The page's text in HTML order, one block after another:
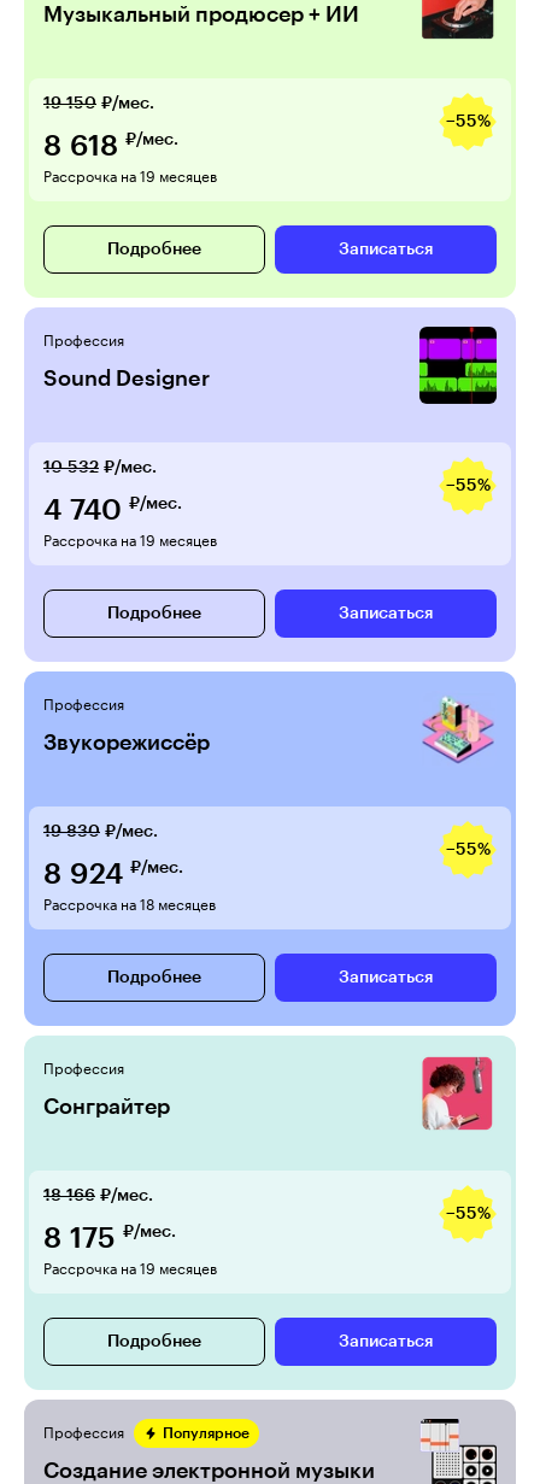
Музыкальный продюсер + ИИ
19 150 ₽/мес.
−55%
8 618 ₽/мес.
Рассрочка на 19 месяцев
Подробнее Записаться
Профессия
Sound Designer
10 532 ₽/мес.
−55%
4 740 ₽/мес.
Рассрочка на 19 месяцев
Подробнее Записаться
Профессия
Звукорежиссёр
19 830 ₽/мес.
−55%
8 924 ₽/мес.
Рассрочка на 18 месяцев
Подробнее Записаться
Профессия
Сонграйтер
18 166 ₽/мес.
−55%
8 175 ₽/мес.
Рассрочка на 19 месяцев
Подробнее Записаться
Профессия Популярное
Создание электронной музыки